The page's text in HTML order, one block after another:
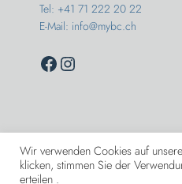
Tel: +41 71 222 20 22
E-Mail: info@mybc.ch
Beauty Cosmetics® GmbH
Wir verwenden Cookies auf
klicken, stimmen Sie der
erteilen .